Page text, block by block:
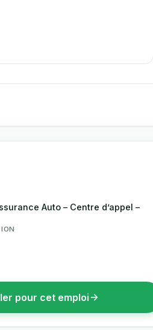
Auto – Centre d’appel –
pour cet emploi